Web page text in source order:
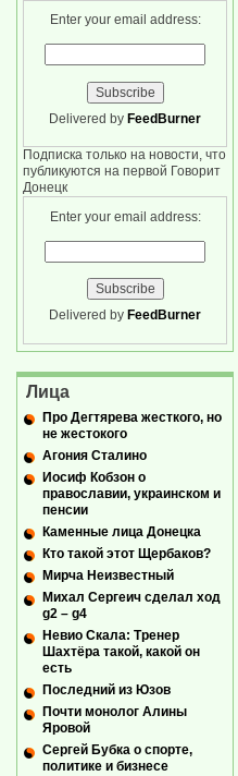
Enter your email address:
Delivered by FeedBurner
Подписка только на новости, что
публикуются на первой Говорит
Донецк
Enter your email address:
Delivered by FeedBurner
Лица
Про Дегтярева жесткого, но
не жестокого
Агония Сталино
Иосиф Кобзон о
православии, украинском и
пенсии
Каменные лица Донецка
Кто такой этот Щербаков?
Мирча Неизвестный
Михал Сергеич сделал ход
g2 – g4
Невио Скала: Тренер
Шахтёра такой, какой он
есть
Последний из Юзов
Почти монолог Алины
Яровой
Сергей Бубка о спорте,
политике и бизнесе